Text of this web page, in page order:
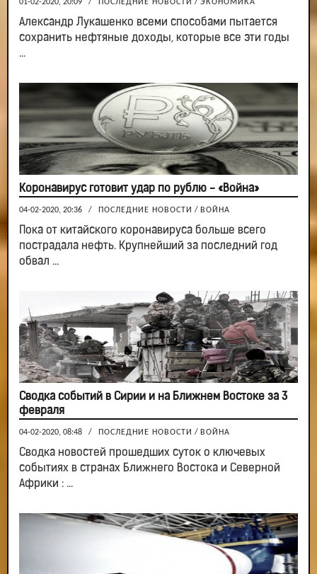
01-02-2020, 20:09 / ПОСЛЕДНИЕ НОВОСТИ / ЭКОНОМИКА
Александр Лукашенко всеми способами пытается
сохранить нефтяные доходы, которые все эти годы
...
Коронавирус готовит удар по рублю - «Война»
04-02-2020, 20:36 / ПОСЛЕДНИЕ НОВОСТИ / ВОЙНА
Пока от китайского коронавируса больше всего
пострадала нефть. Крупнейший за последний год
обвал ...
Сводка событий в Сирии и на Ближнем Востоке за 3
февраля
04-02-2020, 08:48 / ПОСЛЕДНИЕ НОВОСТИ / ВОЙНА
Сводка новостей прошедших суток о ключевых
событиях в странах Ближнего Востока и Северной
Африки : ...